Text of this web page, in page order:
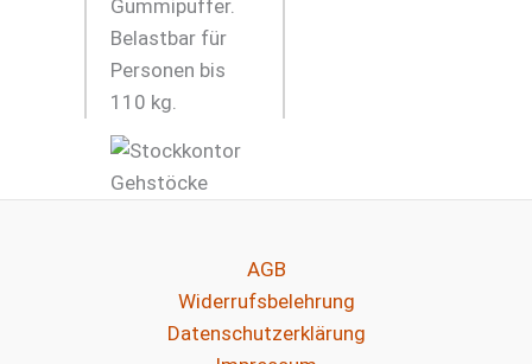
Gummipuffer.
Belastbar für
Personen bis
110 kg.
AGB
Widerrufsbelehrung
Datenschutzerklärung